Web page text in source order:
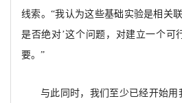
线索。“我认为这些基础实验是相关
是否绝对’这个问题，对建立一个可
要。”
与此同时，我们至少已经开始